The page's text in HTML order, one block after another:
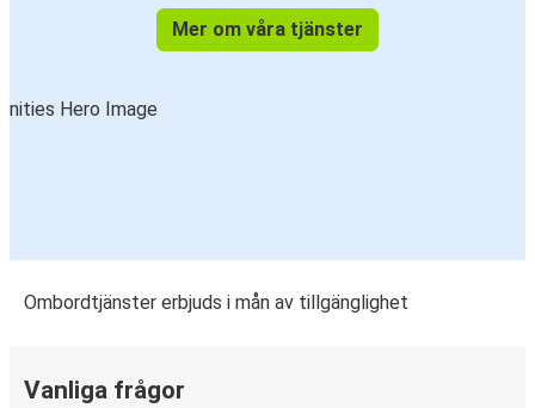
Mer om våra tjänster
Ombordtjänster erbjuds i mån av tillgänglighet
Vanliga frågor